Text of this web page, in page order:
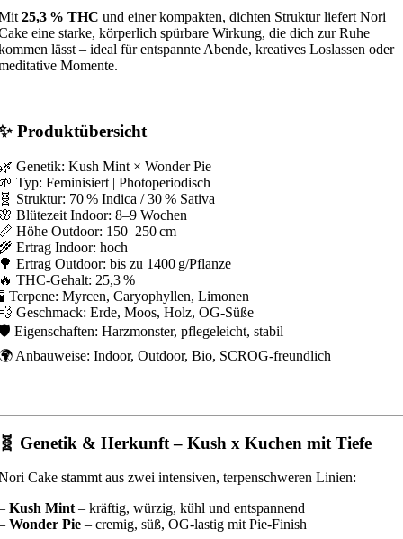
25,3 % THC und einer kompakten, dichten Struktur liefert Nori
eine starke, körperlich spürbare Wirkung, die dich zur Ruhe
lässt – ideal für entspannte Abende, kreatives Loslassen oder
Momente.
Produktübersicht
Genetik: Kush Mint × Wonder Pie
Typ: Feminisiert | Photoperiodisch
Struktur: 70 % Indica / 30 % Sativa
Blütezeit Indoor: 8–9 Wochen
Höhe Outdoor: 150–250 cm
Ertrag Indoor: hoch
Ertrag Outdoor: bis zu 1400 g/Pflanze
THC-Gehalt: 25,3 %
Terpene: Myrcen, Caryophyllen, Limonen
Geschmack: Erde, Moos, Holz, OG-Süße
Eigenschaften: Harzmonster, pflegeleicht, stabil
Anbauweise: Indoor, Outdoor, Bio, SCROG-freundlich
Genetik & Herkunft – Kush x Kuchen mit Tiefe
Cake stammt aus zwei intensiven, terpenschweren Linien:
Kush Mint – kräftig, würzig, kühl und entspannend
Wonder Pie – cremig, süß, OG-lastig mit Pie-Finish